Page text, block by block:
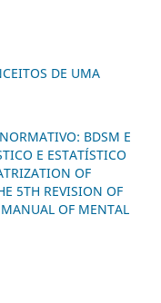
DE UMA
BDSM E
E ESTATÍSTICO
OF
5TH REVISION OF
OF MENTAL